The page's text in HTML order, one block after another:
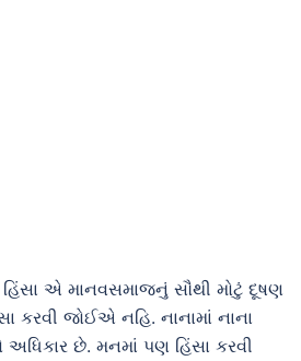
હિંસા એ માનવસમાજનું સૌથી મોટું દૂષણ
કરવી જોઈએ નહિ. નાનામાં નાના
અધિકાર છે. મનમાં પણ હિંસા કરવી